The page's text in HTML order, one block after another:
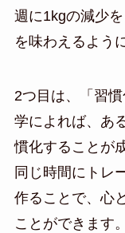
週に1kgの減少
を味わえるよう
2つ目は、「習
学によれば、あ
慣化することが
同じ時間にトレ
作ることで、心
ことができます。